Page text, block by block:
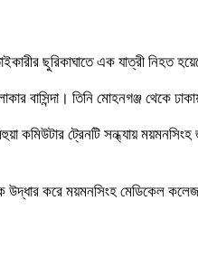
ছুরিকাঘাতে এক যাত্রী নিহত
বাসিন্দা। তিনি মোহনগঞ্জ থেকে
কমিউটার ট্রেনটি সন্ধ্যায়
করে ময়মনসিংহ মেডিকেল কলেজ